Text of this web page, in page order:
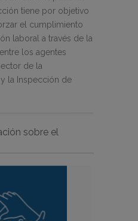
tiene por objetivo
el cumplimiento
laboral a través de la
los agentes
de la
la Inspección de
sobre el